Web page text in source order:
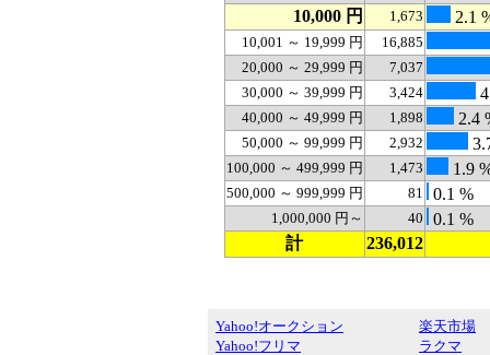
10,000 円 1,673 2.1
10,001 ～ 19,999 円
16,885
20,000 ～ 29,999 円
7,037
30,000 ～ 39,999 円
3,424
40,000 ～ 49,999 円 1,898 2.4
50,000 ～ 99,999 円 2,932
100,000 ～ 499,999 円 1,473 1.9
500,000 ～ 999,999 円 81 0.1 %
1,000,000 円～ 40
0.1 %
計
236,012
Yahoo!オークション
Yahoo!フリマ
楽天市場
ラクマ